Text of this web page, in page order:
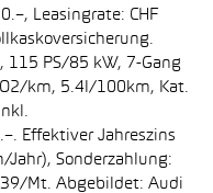
Leasingrate: CHF
115 PS/85 kW, 7-Gang
km, 5.4l/100km, Kat.
Effektiver Jahreszins
Jahr), Sonderzahlung:
Mt. Abgebildet: Audi